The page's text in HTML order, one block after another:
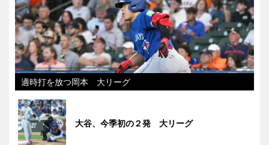
適時打を放つ岡本 大リーグ
大谷、今季初の２発 大リーグ